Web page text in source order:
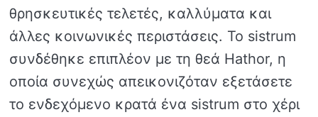
θρησκευτικές τελετές, καλλύματα και
άλλες κοινωνικές περιστάσεις. Το sistrum
συνδέθηκε επιπλέον με τη θεά Hathor, η
οποία συνεχώς απεικονιζόταν εξετάσετε
το ενδεχόμενο κρατά ένα sistrum στο χέρι